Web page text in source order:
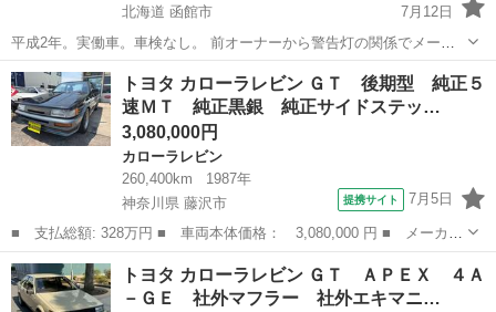
北海道 函館市
7月12日
平成2年。実働車。車検なし。 前オーナーから警告灯の関係でメータ
ー交換歴あり。走行は現在読みで29万キロです。 軽量化のためボンネ
ット骨抜きしてます(FRPで強化)。サイドステップ片側破損あり、外装
はキレイではありません。そ...
北海道 函館市 カローラレビン
トヨタ カローラレビン ＧＴ 後期型 純正５
速ＭＴ 純正黒銀 純正サイドステッ…
3,080,000円
カローラレビン
260,400km
1987年
神奈川県 藤沢市
提携サイト 7月5日
■ 支払総額: 328万円 ■ 車両本体価格： 3,080,000 円 ■ メーカー
名： トヨタ ■ 車種名： カローラレビン ■ グレード名： Ｇ
Ｔ 後期型 純正５速ＭＴ 純正黒銀 純正サイドステップリアスポ
イラー ハヤ...
神奈川 藤沢市 カローラレビン
トヨタ カローラレビン ＧＴ ＡＰＥＸ ４Ａ
－ＧＥ 社外マフラー 社外エキマニ…